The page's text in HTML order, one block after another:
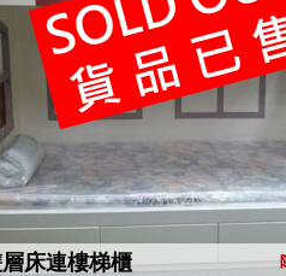
床連樓梯櫃